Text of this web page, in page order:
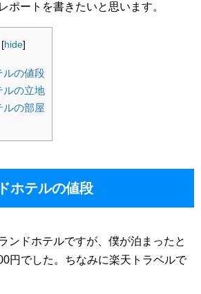
ポートを書きたいと思います。
[hide]
ルの値段
ルの立地
ルの部屋
ホテルの値段
ンドホテルですが、僕が泊まったと
円でした。ちなみに楽天トラベルで